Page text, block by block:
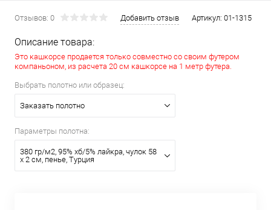
Отзывов: 0 Добавить отзыв Артикул: 01-1315
Описание товара:
Это кашкорсе продается только совместно со своим футером
компаньоном, из расчета 20 см кашкорсе на 1 метр футера.
Выбрать полотно или образец:
Заказать полотно
Параметры полотна:
380 гр/м2, 95% хб/5% лайкра, чулок 58
х 2 см, пенье, Турция